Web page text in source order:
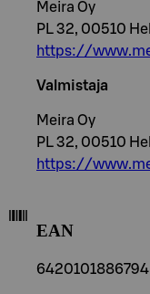
Meira Oy
PL 32, 00510
https://
Valmistaja
Meira Oy
PL 32, 00510
https://
EAN
6420101886794